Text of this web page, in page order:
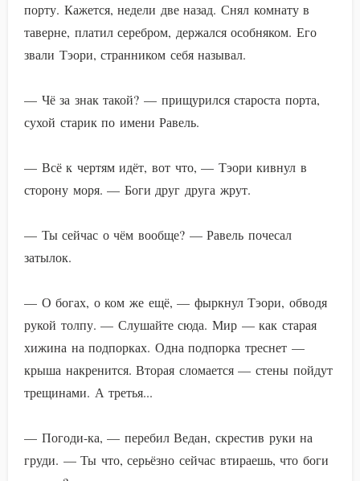
порту. Кажется, недели две назад. Снял комнату в
таверне, платил серебром, держался особняком. Его
звали Тэори, странником себя называл.
— Чё за знак такой? — прищурился староста порта,
сухой старик по имени Равель.
— Всё к чертям идёт, вот что, — Тэори кивнул в
сторону моря. — Боги друг друга жрут.
— Ты сейчас о чём вообще? — Равель почесал
затылок.
— О богах, о ком же ещё, — фыркнул Тэори, обводя
рукой толпу. — Слушайте сюда. Мир — как старая
хижина на подпорках. Одна подпорка треснет —
крыша накренится. Вторая сломается — стены пойдут
трещинами. А третья...
— Погоди-ка, — перебил Ведан, скрестив руки на
груди. — Ты что, серьёзно сейчас втираешь, что боги